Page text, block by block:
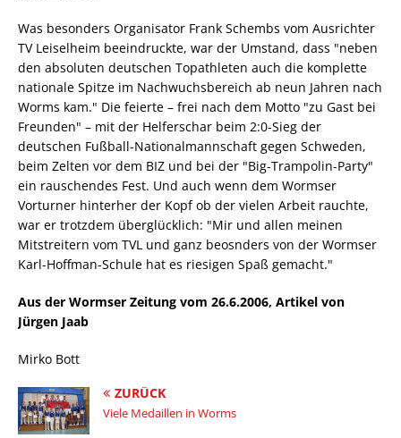
Was besonders Organisator Frank Schembs vom Ausrichter
TV Leiselheim beeindruckte, war der Umstand, dass "neben
den absoluten deutschen Topathleten auch die komplette
nationale Spitze im Nachwuchsbereich ab neun Jahren nach
Worms kam." Die feierte – frei nach dem Motto "zu Gast bei
Freunden" – mit der Helferschar beim 2:0-Sieg der
deutschen Fußball-Nationalmannschaft gegen Schweden,
beim Zelten vor dem BIZ und bei der "Big-Trampolin-Party"
ein rauschendes Fest. Und auch wenn dem Wormser
Vorturner hinterher der Kopf ob der vielen Arbeit rauchte,
war er trotzdem überglücklich: "Mir und allen meinen
Mitstreitern vom TVL und ganz beosnders von der Wormser
Karl-Hoffman-Schule hat es riesigen Spaß gemacht."
Aus der Wormser Zeitung vom 26.6.2006, Artikel von
Jürgen Jaab
Mirko Bott
ZURÜCK
Viele Medaillen in Worms